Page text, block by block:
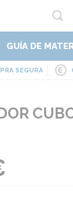
GUÍA DE
SEGURA